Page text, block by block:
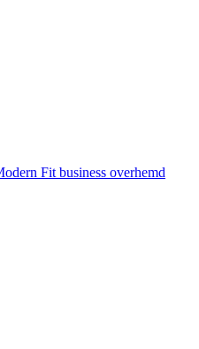
Fit business overhemd